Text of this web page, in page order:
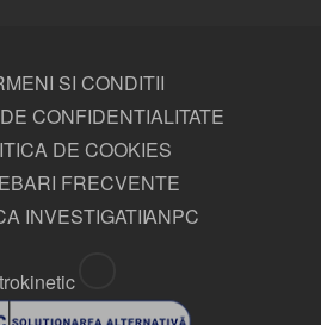
SI CONDITII
CONFIDENTIALITATE
DE COOKIES
FRECVENTE
INVESTIGATIIANPC